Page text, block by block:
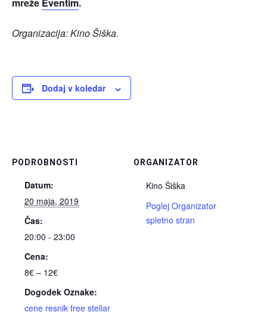
mreže Eventim.
Organizacija: Kino Šiška.
Dodaj v koledar
PODROBNOSTI
Datum:
20 maja, 2019
Čas:
20:00 - 23:00
Cena:
8€ – 12€
Dogodek Oznake:
cene resnik free stellar
ORGANIZATOR
Kino Šiška
Poglej Organizator
spletno stran